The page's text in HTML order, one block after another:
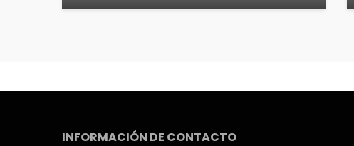
INFORMACIÓN DE CONTACTO